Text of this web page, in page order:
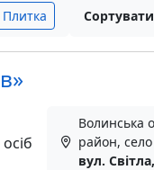
Плитка
осіб
Волинська
район, село
вул.